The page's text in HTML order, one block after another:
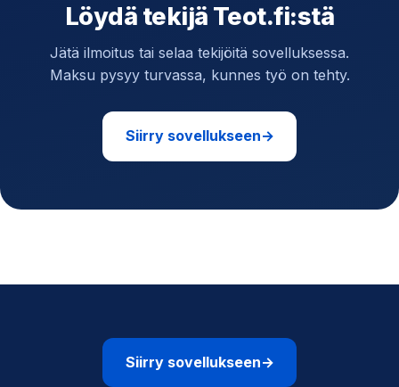
Löydä tekijä Teot.fi:stä
Jätä ilmoitus tai selaa tekijöitä sovelluksessa.
Maksu pysyy turvassa, kunnes työ on tehty.
Siirry sovellukseen→
Siirry sovellukseen→